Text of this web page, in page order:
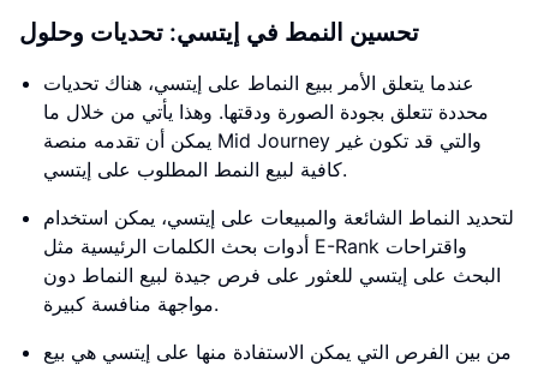
تحسين النمط في إيتسي: تحديات وحلول
عندما يتعلق الأمر ببيع النماط على إيتسي، هناك تحديات
محددة تتعلق بجودة الصورة ودقتها. وهذا يأتي من خلال ما
يمكن أن تقدمه منصة Mid Journey والتي قد تكون غير
كافية لبيع النمط المطلوب على إيتسي.
لتحديد النماط الشائعة والمبيعات على إيتسي، يمكن استخدام
أدوات بحث الكلمات الرئيسية مثل E-Rank واقتراحات
البحث على إيتسي للعثور على فرص جيدة لبيع النماط دون
مواجهة منافسة كبيرة.
من بين الفرص التي يمكن الاستفادة منها على إيتسي هي بيع